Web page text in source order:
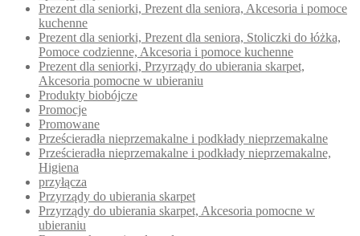
Prezent dla seniorki, Prezent dla seniora, Akcesoria i pomoce
kuchenne
Prezent dla seniorki, Prezent dla seniora, Stoliczki do łóżka,
Pomoce codzienne, Akcesoria i pomoce kuchenne
Prezent dla seniorki, Przyrządy do ubierania skarpet,
Akcesoria pomocne w ubieraniu
Produkty biobójcze
Promocje
Promowane
Prześcieradła nieprzemakalne i podkłady nieprzemakalne
Prześcieradła nieprzemakalne i podkłady nieprzemakalne,
Higiena
przyłącza
Przyrządy do ubierania skarpet
Przyrządy do ubierania skarpet, Akcesoria pomocne w
ubieraniu